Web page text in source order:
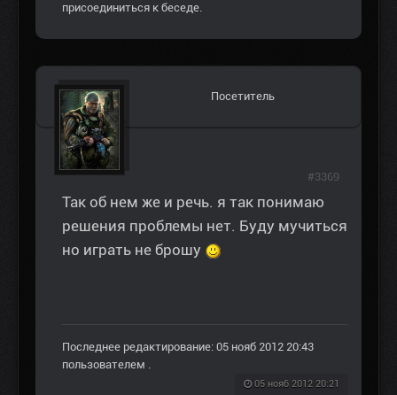
присоединиться к беседе.
Посетитель
Так об нем же и речь. я так понимаю
решения проблемы нет. Буду мучиться
но играть не брошу
Последнее редактирование: 05 нояб 2012 20:43
пользователем .
05 нояб 2012 20:21
#3369